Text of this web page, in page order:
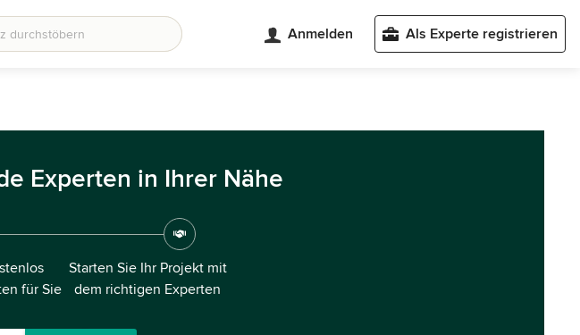
Anmelden Als Experte registrieren
Experten in Ihrer Nähe
für Sie
Starten Sie Ihr Projekt mit
dem richtigen Experten